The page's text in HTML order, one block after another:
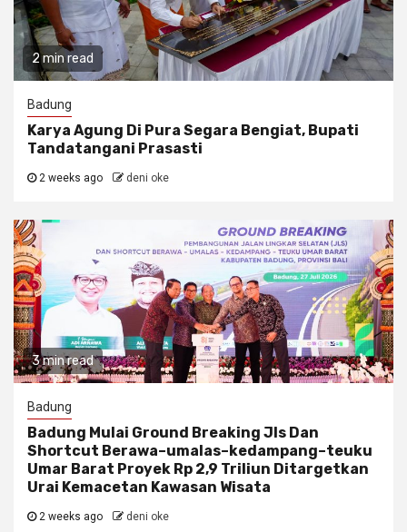
2 min read
Badung
Karya Agung Di Pura Segara Bengiat, Bupati
Tandatangani Prasasti
2 weeks ago deni oke
3 min read
Badung
Badung Mulai Ground Breaking Jls Dan
Shortcut Berawa–umalas–kedampang–teuku
Umar Barat Proyek Rp 2,9 Triliun Ditargetkan
Urai Kemacetan Kawasan Wisata
2 weeks ago deni oke